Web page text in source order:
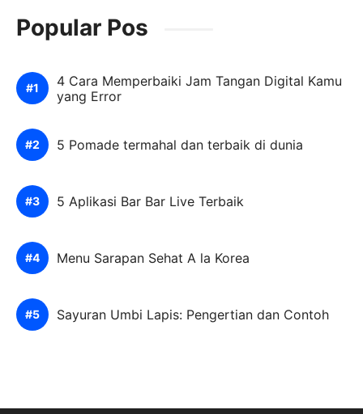
Popular Pos
4 Cara Memperbaiki Jam Tangan Digital Kamu
yang Error
5 Pomade termahal dan terbaik di dunia
5 Aplikasi Bar Bar Live Terbaik
Menu Sarapan Sehat A la Korea
Sayuran Umbi Lapis: Pengertian dan Contoh